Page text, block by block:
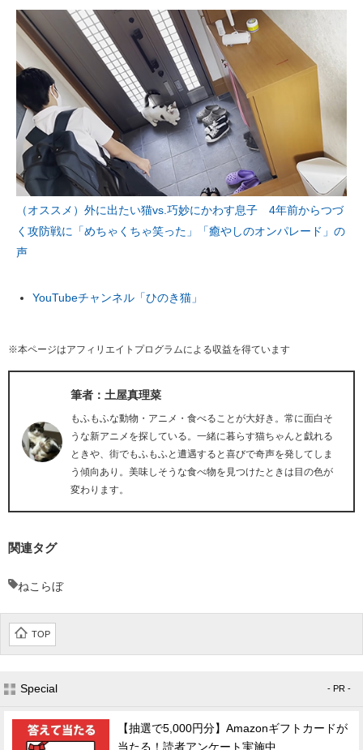
（オススメ）外に出たい猫vs.巧妙にかわす息子 4年前からつづ
く攻防戦に「めちゃくちゃ笑った」「癒やしのオンパレード」の
声
YouTubeチャンネル「ひのき猫」
※本ページはアフィリエイトプログラムによる収益を得ています
筆者：土屋真理菜
もふもふな動物・アニメ・食べることが大好き。常に面白そ
うな新アニメを探している。一緒に暮らす猫ちゃんと戯れる
ときや、街でもふもふと遭遇すると喜びで奇声を発してしま
う傾向あり。美味しそうな食べ物を見つけたときは目の色が
変わります。
関連タグ
ねこらぼ
TOP
Special - PR -
【抽選で5,000円分】Amazonギフトカードが
当たる！読者アンケート実施中